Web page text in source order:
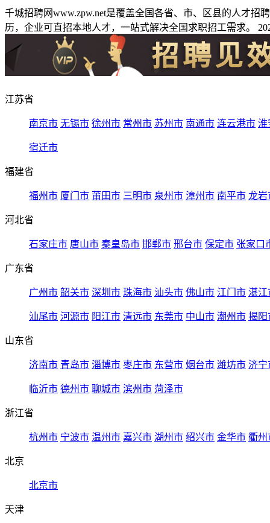
千城招聘网www.zpw.net是覆盖全国各省、市、区县的人才
历，企业可直招本地人才，一站式解决全国求职招工需求。
江苏省
南京市 无锡市 徐州市 常州市 苏州市 南通市 连云港市 淮
宿迁市
福建省
福州市 厦门市 莆田市 三明市 泉州市 漳州市 南平市 龙岩
河北省
石家庄市 唐山市 秦皇岛市 邯郸市 邢台市 保定市 张家口
广东省
广州市 韶关市 深圳市 珠海市 汕头市 佛山市 江门市 湛江
汕尾市 河源市 阳江市 清远市 东莞市 中山市 潮州市 揭阳
山东省
济南市 青岛市 淄博市 枣庄市 东营市 烟台市 潍坊市 济宁
临沂市 德州市 聊城市 滨州市 菏泽市
浙江省
杭州市 宁波市 温州市 嘉兴市 湖州市 绍兴市 金华市 衢州
北京
北京市
天津